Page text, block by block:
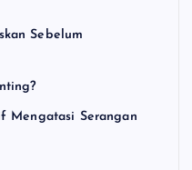
Sebelum
Mengatasi Serangan